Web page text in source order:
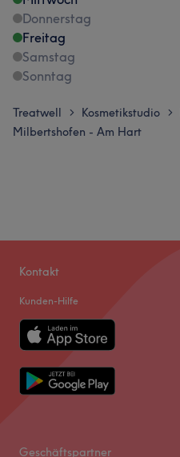
Donnerstag
Freitag
Samstag
Sonntag
Treatwell > Kosmetikstudio >
Milbertshofen - Am Hart
Kontakt
Kunden-Hilfe
Geschäftspartner